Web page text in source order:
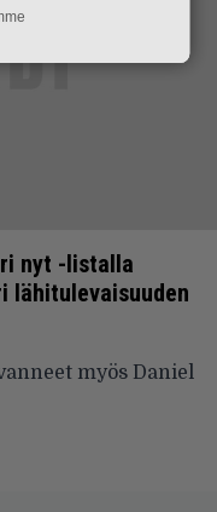
nyt -listalla
lähitulevaisuuden
myös Daniel